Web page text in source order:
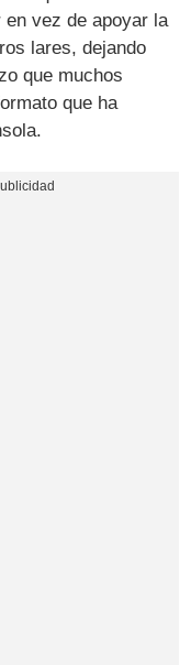
vez de apoyar la
lares, dejando
que muchos
que ha